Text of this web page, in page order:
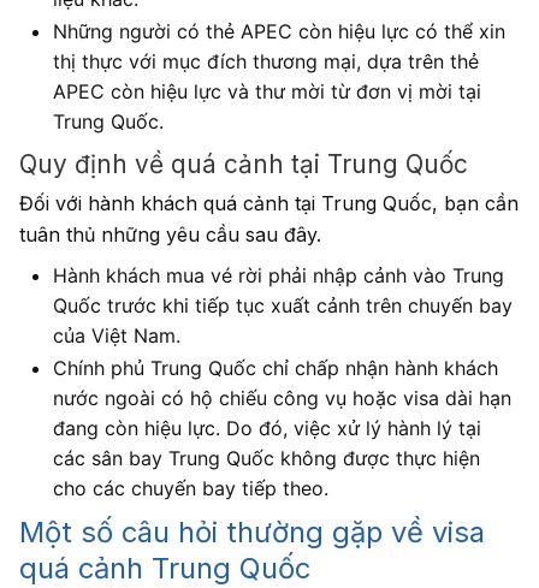
Những người có thẻ APEC còn hiệu lực có thể xin
thị thực với mục đích thương mại, dựa trên thẻ
APEC còn hiệu lực và thư mời từ đơn vị mời tại
Trung Quốc.
Quy định về quá cảnh tại Trung Quốc
Đối với hành khách quá cảnh tại Trung Quốc, bạn cần
tuân thủ những yêu cầu sau đây.
Hành khách mua vé rời phải nhập cảnh vào Trung
Quốc trước khi tiếp tục xuất cảnh trên chuyến bay
của Việt Nam.
Chính phủ Trung Quốc chỉ chấp nhận hành khách
nước ngoài có hộ chiếu công vụ hoặc visa dài hạn
đang còn hiệu lực. Do đó, việc xử lý hành lý tại
các sân bay Trung Quốc không được thực hiện
cho các chuyến bay tiếp theo.
Một số câu hỏi thường gặp về visa
quá cảnh Trung Quốc